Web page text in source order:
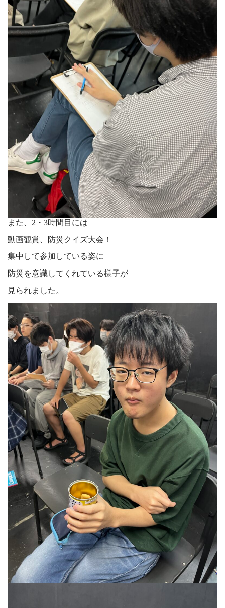
また、2・3時間目には
動画観賞、防災クイズ大会！
集中して参加している姿に
防災を意識してくれている様子が
見られました。